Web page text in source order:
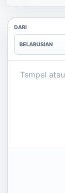
DARI
BELARUSIAN